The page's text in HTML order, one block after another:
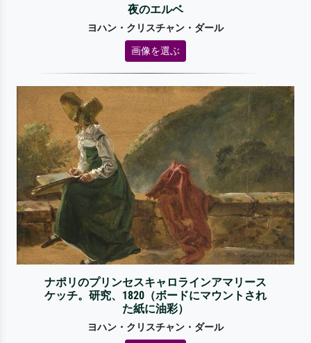
夜のエルベ
ヨハン・クリスチャン・ダール
画像を選ぶ
ナポリのプリンセスキャロラインアマリース
ケッチ。研究、1820（ボードにマウントされ
た紙に油彩）
ヨハン・クリスチャン・ダール